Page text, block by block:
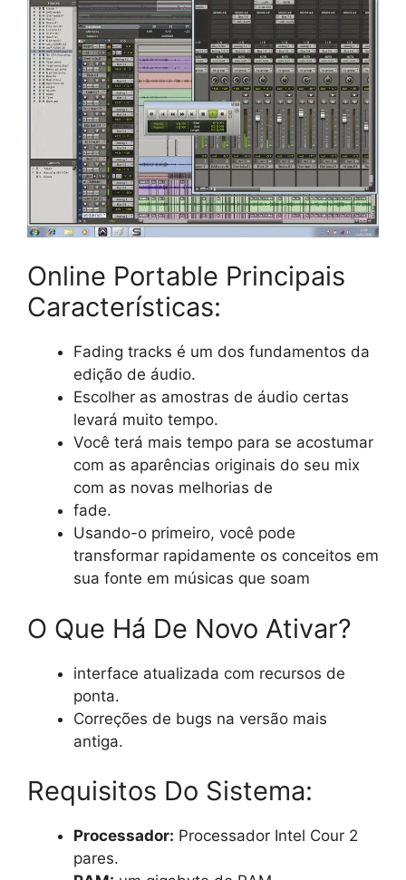
Online Portable Principais
Características:
Fading tracks é um dos fundamentos da
edição de áudio.
Escolher as amostras de áudio certas
levará muito tempo.
Você terá mais tempo para se acostumar
com as aparências originais do seu mix
com as novas melhorias de
fade.
Usando-o primeiro, você pode
transformar rapidamente os conceitos em
sua fonte em músicas que soam
O Que Há De Novo Ativar?
interface atualizada com recursos de
ponta.
Correções de bugs na versão mais
antiga.
Requisitos Do Sistema:
Processador: Processador Intel Cour 2
pares.